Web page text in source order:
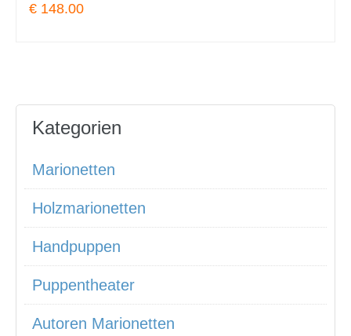
€ 148.00
Kategorien
Marionetten
Holzmarionetten
Handpuppen
Puppentheater
Autoren Marionetten